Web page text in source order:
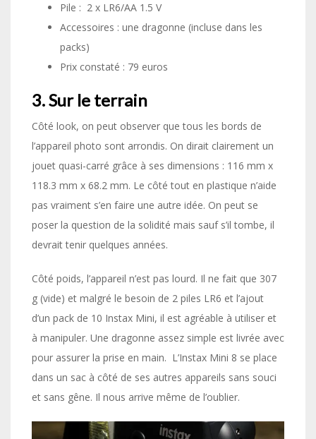
Pile : 2 x LR6/AA 1.5 V
Accessoires : une dragonne (incluse dans les
packs)
Prix constaté : 79 euros
3. Sur le terrain
Côté look, on peut observer que tous les bords de
l’appareil photo sont arrondis. On dirait clairement un
jouet quasi-carré grâce à ses dimensions : 116 mm x
118.3 mm x 68.2 mm. Le côté tout en plastique n’aide
pas vraiment s’en faire une autre idée. On peut se
poser la question de la solidité mais sauf s’il tombe, il
devrait tenir quelques années.
Côté poids, l’appareil n’est pas lourd. Il ne fait que 307
g (vide) et malgré le besoin de 2 piles LR6 et l’ajout
d’un pack de 10 Instax Mini, il est agréable à utiliser et
à manipuler. Une dragonne assez simple est livrée avec
pour assurer la prise en main. L’Instax Mini 8 se place
dans un sac à côté de ses autres appareils sans souci
et sans gêne. Il nous arrive même de l’oublier.